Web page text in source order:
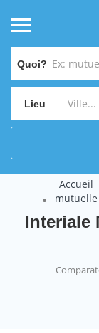
Quoi?
Lieu
Accueil
Interiale